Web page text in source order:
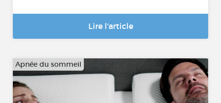
Lire l'article
Apnée du sommeil